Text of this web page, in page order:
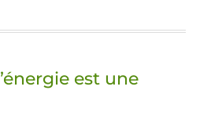
est une